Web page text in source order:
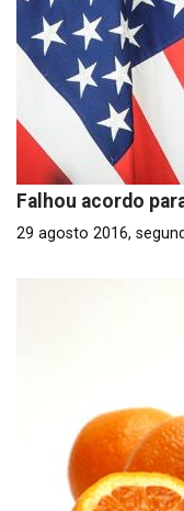
Falhou acordo
29 agosto 2016,